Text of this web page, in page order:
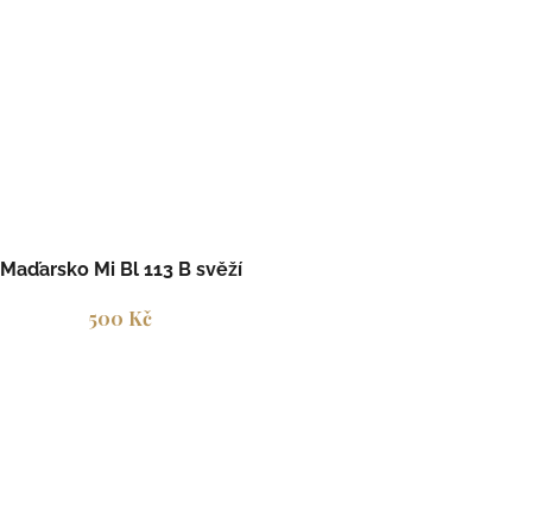
Maďarsko Mi Bl 113 B svěží
500 Kč